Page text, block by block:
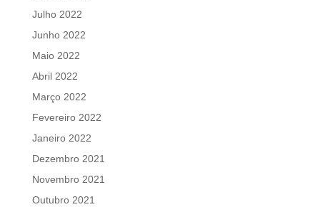
Julho 2022
Junho 2022
Maio 2022
Abril 2022
Março 2022
Fevereiro 2022
Janeiro 2022
Dezembro 2021
Novembro 2021
Outubro 2021